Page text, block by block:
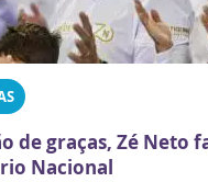
de graças, Zé Neto
Nacional